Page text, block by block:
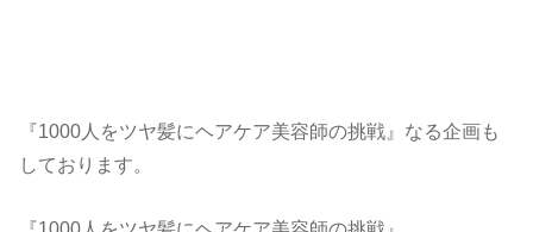
『1000人をツヤ髪にヘアケア美容師の挑戦』なる企画も
しております。